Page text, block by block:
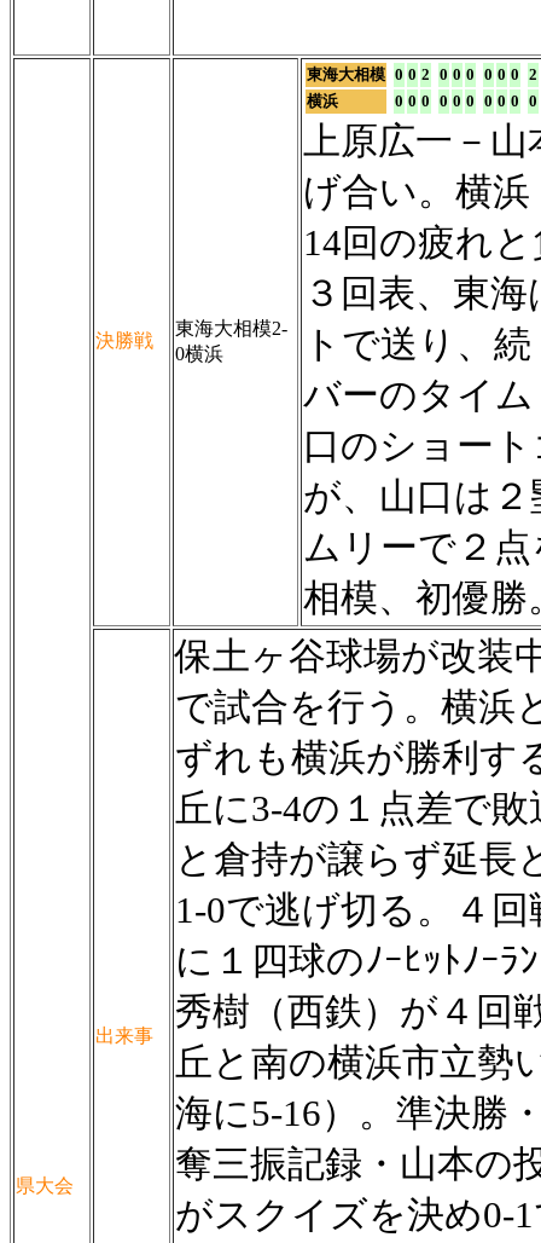
県大会
決勝戦
東海大相模2-
0横浜
東海大相模 0 0 2 0 0 0 0 0 0 2
横浜
0 0 0 0 0 0 0 0 0 0
上原広一－
げ合い。横
14回の疲れ
３回表、東
トで送り、
バーのタイ
口のショー
が、山口は
ムリーで２
相模、初優勝
出来事
保土ヶ谷球場が改装
で試合を行う。横浜
ずれも横浜が勝利す
丘に3-4の１点差で
と倉持が譲らず延長
1-0で逃げ切る。４
に１四球のﾉｰﾋｯﾄﾉｰ
秀樹（西鉄）が４回
丘と南の横浜市立勢
海に5-16）。準決勝
奪三振記録・山本の
がスクイズを決め0-